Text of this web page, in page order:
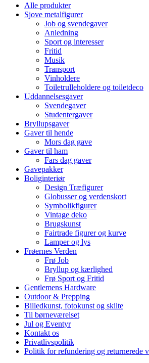
Alle produkter
Sjove metalfigurer
Job og svendegaver
Anledning
Sport og interesser
Fritid
Musik
Transport
Vinholdere
Toiletrulleholdere og toiletdeco
Uddannelsesgaver
Svendegaver
Studentergaver
Bryllupsgaver
Gaver til hende
Mors dag gave
Gaver til ham
Fars dag gaver
Gavepakker
Boliginteriør
Design Træfigurer
Globusser og verdenskort
Symbolikfigurer
Vintage deko
Brugskunst
Fairtrade figurer og kurve
Lamper og lys
Frøernes Verden
Frø Job
Bryllup og kærlighed
Frø Sport og Fritid
Gentlemens Hardware
Outdoor & Prepping
Billedkunst, fotokunst og skilte
Til børneværelset
Jul og Eventyr
Kontakt os
Privatlivspolitik
Politik for refundering og returnerede